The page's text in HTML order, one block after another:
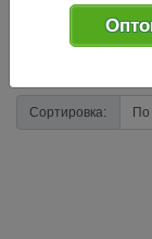
Сортировка: